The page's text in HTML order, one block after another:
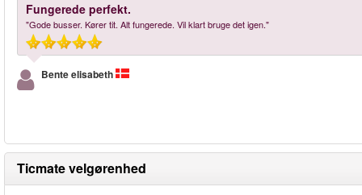
Fungerede perfekt.
"Gode busser. Kører tit. Alt fungerede. Vil klart bruge det igen."
Bente elisabeth
Ticmate velgørenhed